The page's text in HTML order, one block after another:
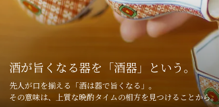
酒が旨くなる器を「酒器」という。
先人が口を揃える「酒は器で旨くなる」。
その意味は、上質な晩酌タイムの相方を見つけることから。